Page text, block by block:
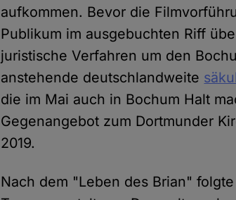
aufkommen. Bevor die
Publikum im ausgebuchten Riff
juristische Verfahren um den
anstehende deutschlandweite
die im Mai auch in Bochum Halt
Gegenangebot zum Dortmunder
2019.
Nach dem "Leben des Brian"